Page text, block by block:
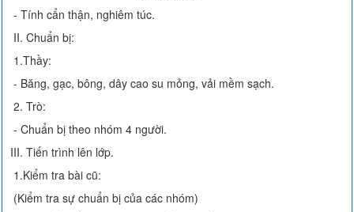
- Tính cẩn thận, nghiêm túc.
II. Chuẩn bị:
1.Thầy:
- Băng, gạc, bông, dây cao su mỏng, vải mềm sạch.
2. Trò:
- Chuẩn bị theo nhóm 4 người.
III. Tiến trình lên lớp.
1.Kiểm tra bài cũ:
(Kiểm tra sự chuẩn bị của các nhóm)